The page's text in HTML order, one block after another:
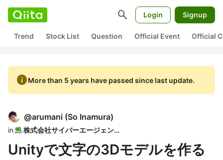
search Login Signup
Trend Stock List Question Official Event Official
infoMore than 5 years have passed since last update.
@arumani (So Inamura)
in 株式会社サイバーエージェント
Unityで文字の3Dモデルを作る